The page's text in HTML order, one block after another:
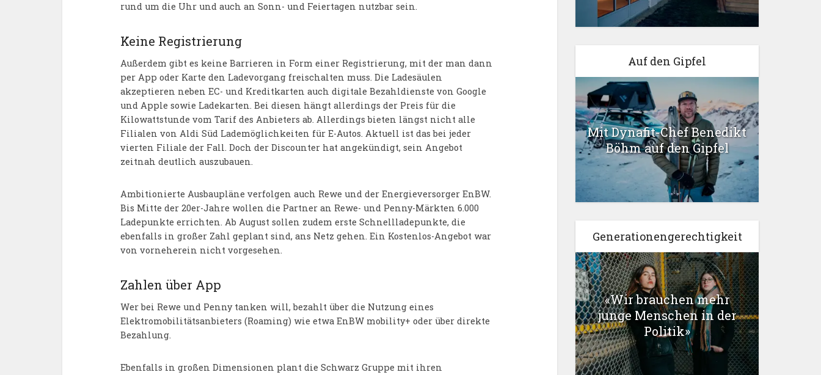
rund um die Uhr und auch an Sonn- und Feiertagen nutzbar sein.
Keine Registrierung
Außerdem gibt es keine Barrieren in Form einer Registrierung, mit der man dann
per App oder Karte den Ladevorgang freischalten muss. Die Ladesäulen
akzeptieren neben EC- und Kreditkarten auch digitale Bezahldienste von Google
und Apple sowie Ladekarten. Bei diesen hängt allerdings der Preis für die
Kilowattstunde vom Tarif des Anbieters ab. Allerdings bieten längst nicht alle
Filialen von Aldi Süd Lademöglichkeiten für E-Autos. Aktuell ist das bei jeder
vierten Filiale der Fall. Doch der Discounter hat angekündigt, sein Angebot
zeitnah deutlich auszubauen.
Ambitionierte Ausbaupläne verfolgen auch Rewe und der Energieversorger EnBW.
Bis Mitte der 20er-Jahre wollen die Partner an Rewe- und Penny-Märkten 6.000
Ladepunkte errichten. Ab August sollen zudem erste Schnellladepunkte, die
ebenfalls in großer Zahl geplant sind, ans Netz gehen. Ein Kostenlos-Angebot war
von vorneherein nicht vorgesehen.
Zahlen über App
Wer bei Rewe und Penny tanken will, bezahlt über die Nutzung eines
Elektromobilitätsanbieters (Roaming) wie etwa EnBW mobility+ oder über direkte
Bezahlung.
Ebenfalls in großen Dimensionen plant die Schwarz Gruppe mit ihren
Auf den Gipfel
Mit Dynafit-Chef Benedikt
Böhm auf den Gipfel
Generationengerechtigkeit
«Wir brauchen mehr
junge Menschen in der
Politik»